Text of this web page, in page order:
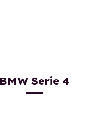
BMW Serie 4